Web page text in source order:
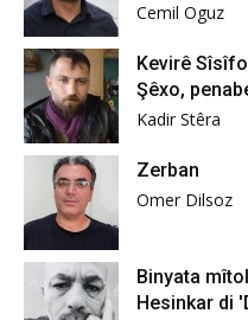
Cemil Oguz
Kevirê
Şêxo,
Kadir Stêra
Zerban
Omer Dilsoz
Binyata
Hesinkar di